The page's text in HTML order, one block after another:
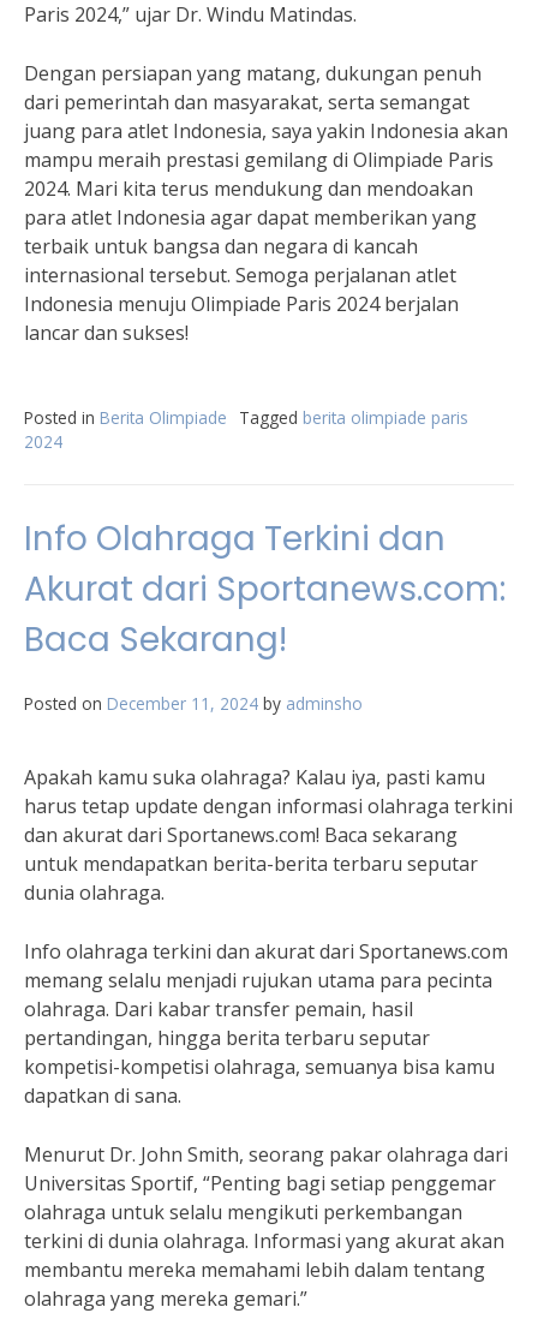
Paris 2024,” ujar Dr. Windu Matindas.
Dengan persiapan yang matang, dukungan penuh
dari pemerintah dan masyarakat, serta semangat
juang para atlet Indonesia, saya yakin Indonesia akan
mampu meraih prestasi gemilang di Olimpiade Paris
2024. Mari kita terus mendukung dan mendoakan
para atlet Indonesia agar dapat memberikan yang
terbaik untuk bangsa dan negara di kancah
internasional tersebut. Semoga perjalanan atlet
Indonesia menuju Olimpiade Paris 2024 berjalan
lancar dan sukses!
Posted in Berita Olimpiade Tagged berita olimpiade paris
2024
Info Olahraga Terkini dan
Akurat dari Sportanews.com:
Baca Sekarang!
Posted on December 11, 2024 by adminsho
Apakah kamu suka olahraga? Kalau iya, pasti kamu
harus tetap update dengan informasi olahraga terkini
dan akurat dari Sportanews.com! Baca sekarang
untuk mendapatkan berita-berita terbaru seputar
dunia olahraga.
Info olahraga terkini dan akurat dari Sportanews.com
memang selalu menjadi rujukan utama para pecinta
olahraga. Dari kabar transfer pemain, hasil
pertandingan, hingga berita terbaru seputar
kompetisi-kompetisi olahraga, semuanya bisa kamu
dapatkan di sana.
Menurut Dr. John Smith, seorang pakar olahraga dari
Universitas Sportif, “Penting bagi setiap penggemar
olahraga untuk selalu mengikuti perkembangan
terkini di dunia olahraga. Informasi yang akurat akan
membantu mereka memahami lebih dalam tentang
olahraga yang mereka gemari.”